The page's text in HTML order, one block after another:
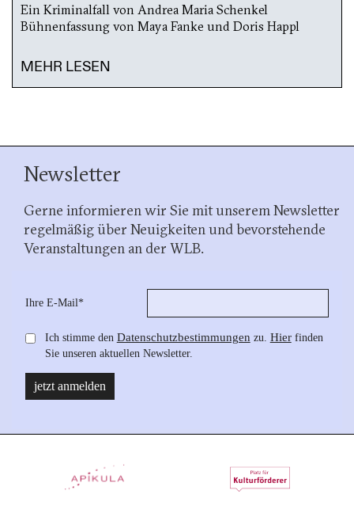
Ein Kriminalfall von Andrea Maria Schenkel
Bühnenfassung von Maya Fanke und Doris Happl
MEHR LESEN
Newsletter
Gerne informieren wir Sie mit unserem Newsletter
regelmäßig über Neuigkeiten und bevorstehende
Veranstaltungen an der WLB.